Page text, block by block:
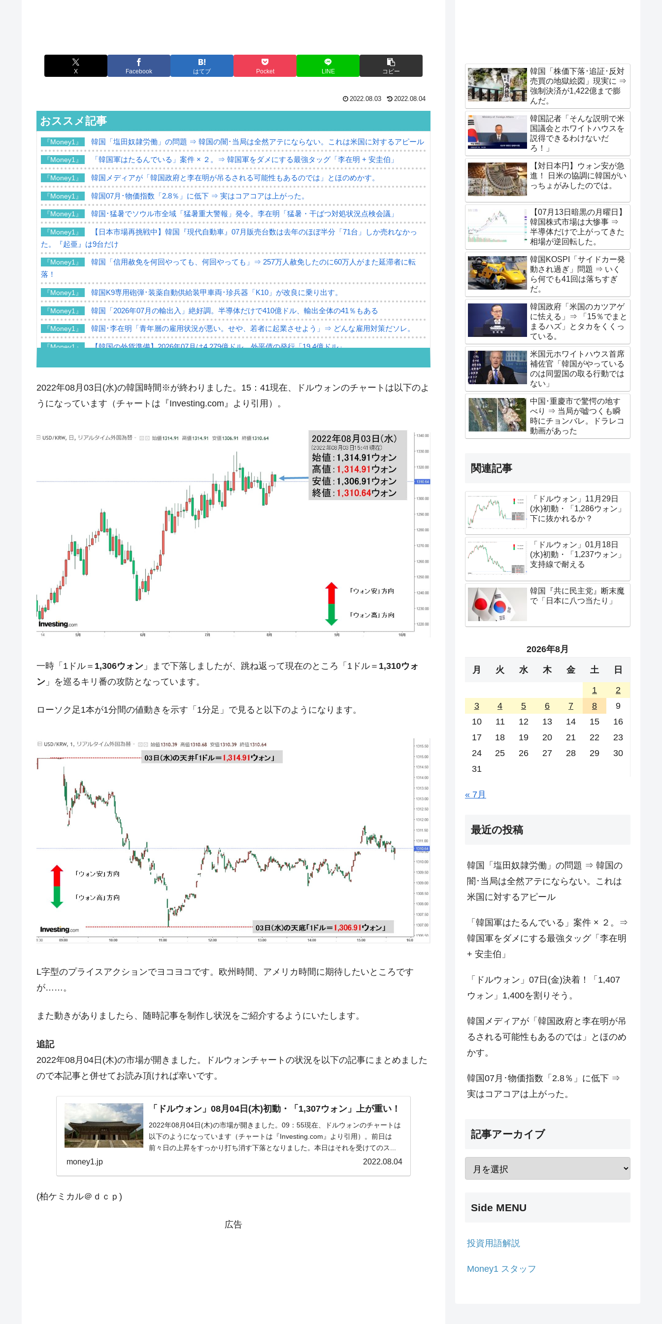
X Facebook はてブ Pocket LINE コピー
2022.08.03 2022.08.04
おススメ記事
『Money1』 韓国「塩田奴隷労働」の問題 ⇒ 韓国の闇･当局は全然アテにならない。これは米国に対するアピール
『Money1』 「韓国軍はたるんでいる」案件 × ２。⇒ 韓国軍をダメにする最強タッグ「李在明 + 安圭伯」
『Money1』 韓国メディアが「韓国政府と李在明が吊るされる可能性もあるのでは」とほのめかす。
『Money1』 韓国07月･物価指数「2.8％」に低下 ⇒ 実はコアコアは上がった。
『Money1』 韓国･猛暑でソウル市全域「猛暑重大警報」発令。李在明「猛暑・干ばつ対処状況点検会議」
『Money1』
【日本市場再挑戦中】韓国『現代自動車』07月販売台数は去年のほぼ半分「71台」しか売れなかっ
た。『起亜』は9台だけ
『Money1』
韓国「信用赦免を何回やっても、何回やっても」⇒ 257万人赦免したのに60万人がまた延滞者に転
落！
『Money1』 韓国K9専用砲弾･装薬自動供給装甲車両･珍兵器「K10」が改良に乗り出す。
『Money1』 韓国「2026年07月の輸出入」絶好調。半導体だけで410億ドル、輸出全体の41％もある
『Money1』 韓国･李在明「青年層の雇用状況が悪い。せや、若者に起業させよう」⇒ どんな雇用対策だソレ。
『Money1』 【韓国の外貨準備】2026年07月は4,279億ドル。外平債の発行「19.4億ドル」
『Money1』 韓国･李在明さっそく不動産対策で浅薄な発言。
『Money1』 韓国は「中国と同じく」投資に不適格な国だ。
『Money1』 韓国･外為取引量「1日当たり1,214.4億ドル」まで拡大 ⇒ 海外資金の動きに強く左右される状態
韓国･帰ってきた李在明。李在明を支持しない「50.5％」に上昇
韓国大統領府ボンクラ政策室長が告発された ⇒ 国家が行った恐るべき株価操作であり、空前の国政
韓国･警察職員が「丸刈りになって抗議活動」
中国だけが鉄鋼輸出を異常増加させる ⇒ 中国の過剰生産が世界を蝕む。
『Money1』 韓国製造業「半導体絶好調」のウラで他業種は全般的「不調」⇒ PSIが示す現況は決して良くない。
『Money1』 【米韓激突案件】韓国消費者院が『クーパン』1人当たり賠償10万ウォンを認定 ⇒ 総額3兆7,000億
『Money1』 韓国で猛暑。南東部では干ばつ
『Money1』 韓国型イージス搭載の次世代駆逐艦「KDDX」1番艦、2032年竣工と公示
『Money1』 【対日本円】ウォン安が急進！ 日米の協調に韓国がいっちょがみしたのでは。
『Money1』
韓国政府『BYD』車への補助金を全廃 ⇒ 実は韓国で『BYD』車は売れている。6カ月で対前年同期比
ドを掲げる「在韓反米勢力」
『Money1』 JPモルガン「韓国レバレッジETFの清算はほぼ終わった」
『Money1』 韓国政府「ニセＫ-ブランドを通報しようキャンペーン」⇒ あの名物教授も登場！
韓国「橋が落ちました」⇒ 耐久性「なさすぎ」では。
『Money1』
『Money1』
米国下院「韓国の公務員個人をターゲットにぶん殴る法案」提出！⇒ クーパン問題は合衆国企業に対
する差別。許してはおかぬ
『Money1』 韓国ボンクラ政策室長･金容範、株価暴落に他人事のような発言。
『Money1』 韓国半導体『SKハイニックス』2026年2Qの業績「史上最高益」当期純利益は前年同期比13.4倍に。
Fact1 日本の誇る海洋資源調査船『白嶺』は先進技術の塊！
夏の甲子園、優勝校を最も多く輩出している都道府県とは？
Fact1 今話題の「楽天ライオンズ」とは？
Fact1 全て勝つといくら？ 競馬GI競走で勝利騎手がもらえる賞金とは？
Fact1 発表から2日で大崩壊、鳴かず飛ばずに終わりそうなスーパーリーグとは？
Fact1
2022年08月03日(水)の韓国時間※が終わりました。15：41現在、ドルウォンのチャートは以下のよ
うになっています（チャートは『Investing.com』より引用）。
一時「1ドル＝ 1,306ウォン 」まで下落しましたが、跳ね返って現在のところ「1ドル＝ 1,310ウォ
ン 」を巡るキリ番の攻防となっています。
ローソク足1本が1分間の値動きを示す「1分足」で見ると以下のようになります。
L字型のプライスアクションでヨコヨコです。欧州時間、アメリカ時間に期待したいところです
が……。
また動きがありましたら、随時記事を制作し状況をご紹介するようにいたします。
追記
2022年08月04日(木)の市場が開きました。ドルウォンチャートの状況を以下の記事にまとめました
ので本記事と併せてお読み頂ければ幸いです。
「ドルウォン」08月04日(木)初動・「1,307ウォン」上が重い！
2022年08月04日(木)の市場が開きました。09：55現在、ドルウォンのチャートは
以下のようになっています（チャートは『Investing.com』より引用）。前日は
前々日の上昇をすっかり打ち消す下落となりました。本日はそれを受けてのス...
money1.jp 2022.08.04
(柏ケミカル＠ｄｃｐ)
広告
韓国「株価下落･追証･反対
売買の地獄絵図」現実に ⇒
強制決済が1,422億まで膨
んだ。
韓国記者「そんな説明で米
国議会とホワイトハウスを
説得できるわけないだ
ろ！」
【対日本円】ウォン安が急
進！ 日米の協調に韓国がい
っちょがみしたのでは。
【07月13日暗黒の月曜日】
韓国株式市場は大惨事 ⇒
半導体だけで上がってきた
相場が逆回転した。
韓国KOSPI「サイドカー発
動され過ぎ」問題 ⇒ いく
ら何でも41回は落ちすぎ
だ。
韓国政府「米国のカツアゲ
に怯える」⇒ 「15％でまと
まるハズ」とタカをくくっ
ている。
米国元ホワイトハウス首席
補佐官「韓国がやっている
のは同盟国の取る行動では
ない」
中国･重慶市で驚愕の地す
べり ⇒ 当局が嘘つくも瞬
時にチョンバレ。ドラレコ
動画があった
関連記事
「ドルウォン」11月29日
(水)初動・「1,286ウォン」
下に抜かれるか？
「ドルウォン」01月18日
(水)初動・「1,237ウォン」
支持線で耐える
韓国『共に民主党』断末魔
で「日本に八つ当たり」
2026年8月
月 火 水 木 金 土 日
1
2
3
4 5 6 7 8
9
10
11 12 13 14 15
16
17
18 19 20 21 22
23
24
25 26 27 28 29
30
31
« 7月
最近の投稿
韓国「塩田奴隷労働」の問題 ⇒ 韓国の
闇･当局は全然アテにならない。これは
米国に対するアピール
「韓国軍はたるんでいる」案件 × ２。⇒
韓国軍をダメにする最強タッグ「李在明
+ 安圭伯」
「ドルウォン」07日(金)決着！「1,407
ウォン」1,400を割りそう。
韓国メディアが「韓国政府と李在明が吊
るされる可能性もあるのでは」とほのめ
かす。
韓国07月･物価指数「2.8％」に低下 ⇒
実はコアコアは上がった。
記事アーカイブ
Side MENU
投資用語解説
Money1 スタッフ